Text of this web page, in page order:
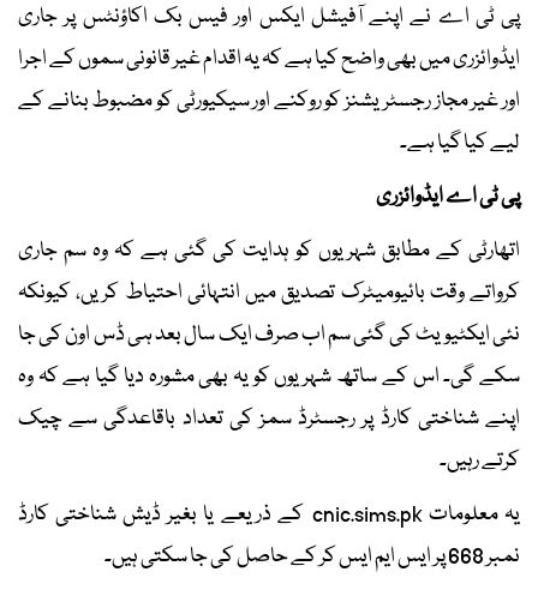
پی ٹی اے نے اپنے آفیشل ایکس اور فیس بک اکاؤنٹس پر جاری
ایڈوائزری میں بھی واضح کیا ہے کہ یہ اقدام غیر قانونی سموں کے اجرا
اور غیر مجاز رجسٹریشنز کو روکنے اور سیکیورٹی کو مضبوط بنانے کے
لیے کیا گیا ہے۔
پی ٹی اے ایڈوائزری
اتھارٹی کے مطابق شہریوں کو ہدایت کی گئی ہے کہ وہ سم جاری
کرواتے وقت بائیومیٹرک تصدیق میں انتہائی احتیاط کریں، کیونکہ
نئی ایکٹیویٹ کی گئی سم اب صرف ایک سال بعد ہی ڈس اون کی جا
سکے گی۔ اس کے ساتھ شہریوں کو یہ بھی مشورہ دیا گیا ہے کہ وہ
اپنے شناختی کارڈ پر رجسٹرڈ سمز کی تعداد باقاعدگی سے چیک
کرتے رہیں۔
یہ معلومات cnic.sims.pk کے ذریعے یا بغیر ڈیش شناختی کارڈ
نمبر 668 پر ایس ایم ایس کر کے حاصل کی جا سکتی ہیں۔